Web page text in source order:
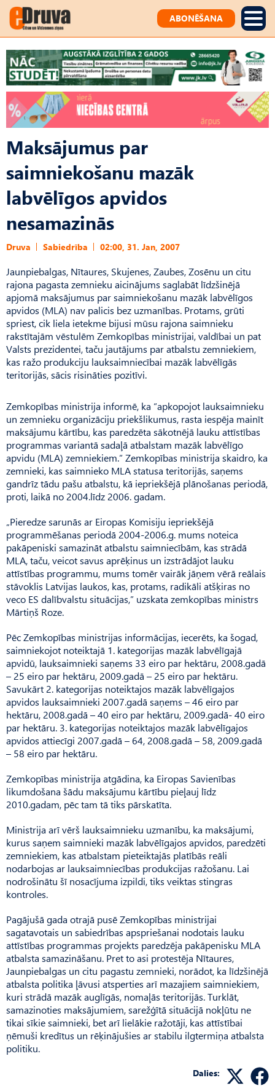
ABONĒŠANA
Maksājumus par
saimniekošanu mazāk
labvēlīgos apvidos
nesamazinās
Druva Sabiedrība 02:00, 31. Jan, 2007
Jaunpiebalgas, Nītaures, Skujenes, Zaubes, Zosēnu un citu
rajona pagasta zemnieku aicinājums saglabāt līdzšinējā
apjomā maksājumus par saimniekošanu mazāk labvēlīgos
apvidos (MLA) nav palicis bez uzmanības. Protams, grūti
spriest, cik liela ietekme bijusi mūsu rajona saimnieku
rakstītajām vēstulēm Zemkopības ministrijai, valdībai un pat
Valsts prezidentei, taču jautājums par atbalstu zemniekiem,
kas ražo produkciju lauksaimniecībai mazāk labvēlīgās
teritorijās, sācis risināties pozitīvi.
Zemkopības ministrija informē, ka “apkopojot lauksaimnieku
un zemnieku organizāciju priekšlikumus, rasta iespēja mainīt
maksājumu kārtību, kas paredzēta sākotnējā lauku attīstības
programmas variantā sadaļā atbalstam mazāk labvēlīgo
apvidu (MLA) zemniekiem.” Zemkopības ministrija skaidro, ka
zemnieki, kas saimnieko MLA statusa teritorijās, saņems
gandrīz tādu pašu atbalstu, kā iepriekšējā plānošanas periodā,
proti, laikā no 2004.līdz 2006. gadam.
„Pieredze sarunās ar Eiropas Komisiju iepriekšējā
programmēšanas periodā 2004-2006.g. mums noteica
pakāpeniski samazināt atbalstu saimniecībām, kas strādā
MLA, taču, veicot savus aprēķinus un izstrādājot lauku
attīstības programmu, mums tomēr vairāk jāņem vērā reālais
stāvoklis Latvijas laukos, kas, protams, radikāli atšķiras no
veco ES dalībvalstu situācijas,” uzskata zemkopības ministrs
Mārtiņš Roze.
Pēc Zemkopības ministrijas informācijas, iecerēts, ka šogad,
saimniekojot noteiktajā 1. kategorijas mazāk labvēlīgajā
apvidū, lauksaimnieki saņems 33 eiro par hektāru, 2008.gadā
– 25 eiro par hektāru, 2009.gadā – 25 eiro par hektāru.
Savukārt 2. kategorijas noteiktajos mazāk labvēlīgajos
apvidos lauksaimnieki 2007.gadā saņems – 46 eiro par
hektāru, 2008.gadā – 40 eiro par hektāru, 2009.gadā- 40 eiro
par hektāru. 3. kategorijas noteiktajos mazāk labvēlīgajos
apvidos attiecīgi 2007.gadā – 64, 2008.gadā – 58, 2009.gadā
– 58 eiro par hektāru.
Zemkopības ministrija atgādina, ka Eiropas Savienības
likumdošana šādu maksājumu kārtību pieļauj līdz
2010.gadam, pēc tam tā tiks pārskatīta.
Ministrija arī vērš lauksaimnieku uzmanību, ka maksājumi,
kurus saņem saimnieki mazāk labvēlīgajos apvidos, paredzēti
zemniekiem, kas atbalstam pieteiktajās platībās reāli
nodarbojas ar lauksaimniecības produkcijas ražošanu. Lai
nodrošinātu šī nosacījuma izpildi, tiks veiktas stingras
kontroles.
Pagājušā gada otrajā pusē Zemkopības ministrijai
sagatavotais un sabiedrības apspriešanai nodotais lauku
attīstības programmas projekts paredzēja pakāpenisku MLA
atbalsta samazināšanu. Pret to asi protestēja Nītaures,
Jaunpiebalgas un citu pagastu zemnieki, norādot, ka līdzšinējā
atbalsta politika ļāvusi atsperties arī mazajiem saimniekiem,
kuri strādā mazāk auglīgās, nomaļās teritorijās. Turklāt,
samazinoties maksājumiem, sarežģītā situācijā nokļūtu ne
tikai sīkie saimnieki, bet arī lielākie ražotāji, kas attīstībai
ņēmuši kredītus un rēķinājušies ar stabilu ilgtermiņa atbalsta
politiku.
Dalies: